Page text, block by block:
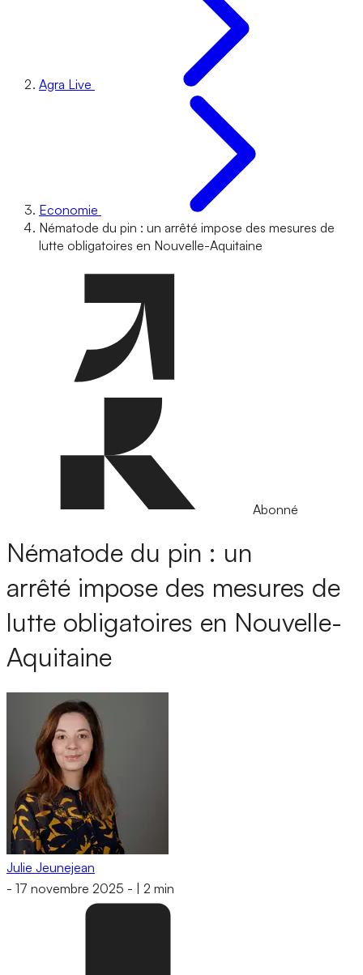
Agra Live
Economie
Nématode du pin : un arrêté impose des mesures de
lutte obligatoires en Nouvelle-Aquitaine
Abonné
Nématode du pin : un
arrêté impose des mesures de
lutte obligatoires en Nouvelle-
Aquitaine
Julie Jeunejean
- 17 novembre 2025 - 2 min